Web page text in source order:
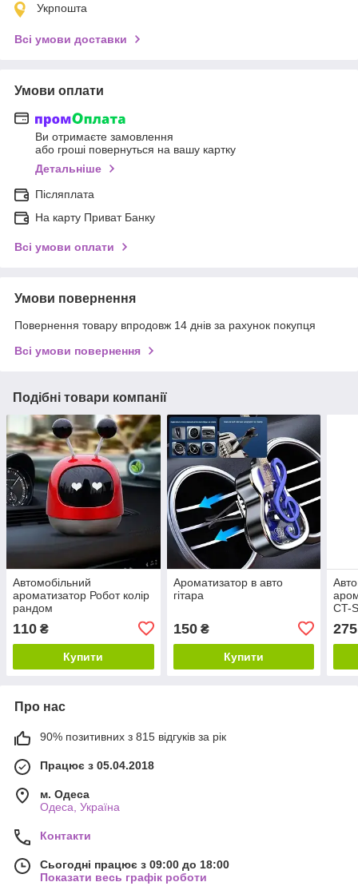
Укрпошта
Всі умови доставки
Умови оплати
Ви отримаєте замовлення
або гроші повернуться на вашу картку
Детальніше
Післяплата
На карту Приват Банку
Всі умови оплати
Умови повернення
Повернення товару впродовж 14 днів за рахунок покупця
Всі умови повернення
Подібні товари компанії
Автомобільний
ароматизатор Робот колір
рандом
110 ₴
Купити
Ароматизатор в авто
гітара
150₴
Купити
CT-
275
Про нас
90% позитивних з 815 відгуків за рік
Працює з 05.04.2018
м. Одеса
Одеса, Україна
Контакти
Сьогодні працює з 09:00 до 18:00
Показати весь графік роботи